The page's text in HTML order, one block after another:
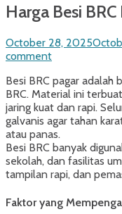
Harga Besi BRC
Posted
on
October 28, 2025
comment
Besi BRC pagar adalah
BRC. Material ini
jaring kuat dan rapi.
galvanis agar tahan
atau panas.
Besi BRC banyak
sekolah, dan fasilitas
tampilan rapi, dan
Faktor yang